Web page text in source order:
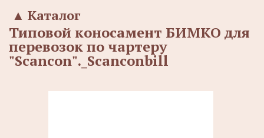
Каталог
▲
Типовой коносамент БИМКО для
перевозок по чартеру
"Scancon"._Scanconbill